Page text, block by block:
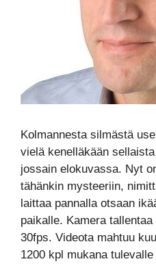
Kolmannesta silmästä
vielä kenelläkään
jossain elokuvassa. Nyt
tähänkin mysteeriin,
laittaa pannalla otsaan
paikalle. Kamera
30fps. Videota mahtuu
1200 kpl mukana